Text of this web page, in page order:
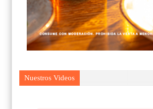
Nuestros Videos